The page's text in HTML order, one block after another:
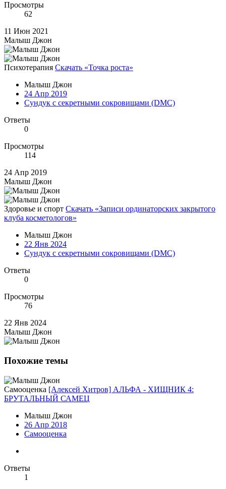
Просмотры
62
11 Июн 2021
Малыш Джон
Психотерапия Скачать «Точка роста»
Малыш Джон
24 Апр 2019
Сундук с секретными сокровищами (DMC)
Ответы
0
Просмотры
114
24 Апр 2019
Малыш Джон
Здоровье и спорт Скачать «Записи ординаторских закрытого
клуба косметологов»
Малыш Джон
22 Янв 2024
Сундук с секретными сокровищами (DMC)
Ответы
0
Просмотры
76
22 Янв 2024
Малыш Джон
Похожие темы
Самооценка [Алексей Хитров] АЛЬФА - ХИЩНИК 4:
БРУТАЛЬНЫЙ САМЕЦ
Малыш Джон
26 Апр 2018
Самооценка
Ответы
1